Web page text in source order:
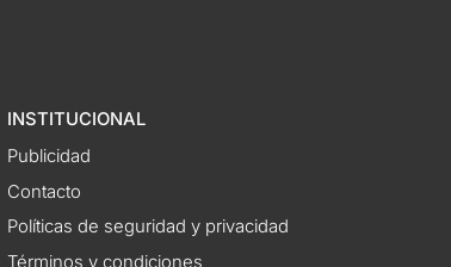
INSTITUCIONAL
Publicidad
Contacto
Políticas de seguridad y privacidad
Términos y condiciones